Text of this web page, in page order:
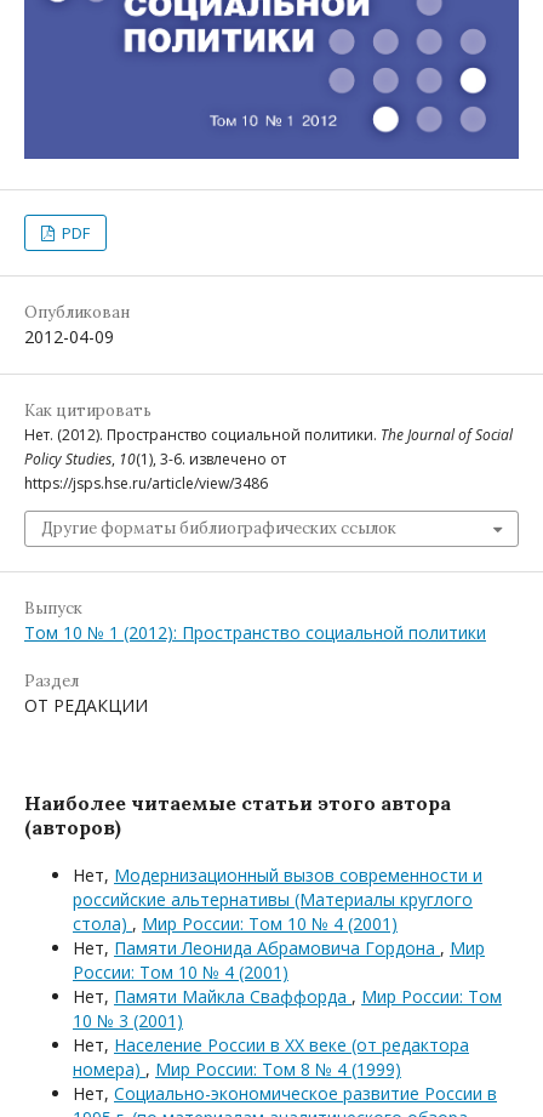
PDF
Опубликован
2012-04-09
Как цитировать
Нет. (2012). Пространство социальной политики. The Journal of Social
Policy Studies, 10(1), 3-6. извлечено от
https://jsps.hse.ru/article/view/3486
Другие форматы библиографических ссылок
Выпуск
Том 10 № 1 (2012): Пространство социальной политики
Раздел
ОТ РЕДАКЦИИ
Наиболее читаемые статьи этого автора
(авторов)
Нет, Модернизационный вызов современности и
российские альтернативы (Материалы круглого
стола) , Мир России: Том 10 № 4 (2001)
Нет, Памяти Леонида Абрамовича Гордона , Мир
России: Том 10 № 4 (2001)
Нет, Памяти Майкла Сваффорда , Мир России: Том
10 № 3 (2001)
Нет, Население России в XX веке (от редактора
номера) , Мир России: Том 8 № 4 (1999)
Нет, Социально-экономическое развитие России в